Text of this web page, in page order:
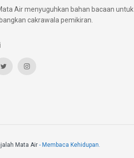
Air menyuguhkan bahan bacaan untuk
cakrawala pemikiran.
Mata Air - Membaca Kehidupan.